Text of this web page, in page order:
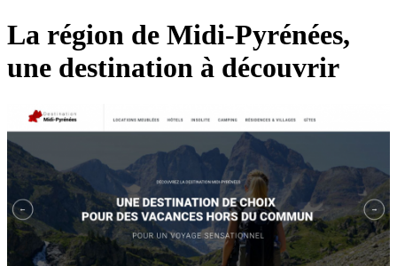
La région de Midi-Pyrénées,
une destination à découvrir